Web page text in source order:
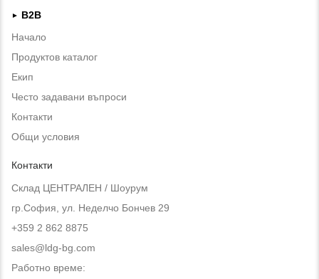
►
B2B
Начало
Продуктов каталог
Екип
Често задавани въпроси
Контакти
Общи условия
Контакти
Склад ЦЕНТРАЛЕН / Шоурум
гр.София, ул. Неделчо Бончев 29
+359 2 862 8875
sales@ldg-bg.com
Работно време: